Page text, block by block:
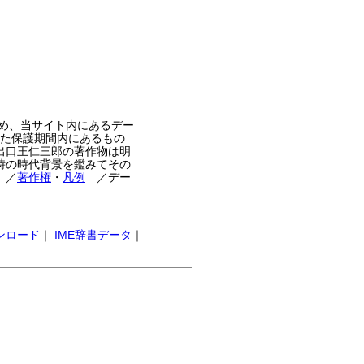
、当サイト内にあるデー
保護期間内にあるもの
王仁三郎の著作物は明
の時代背景を鑑みてその
／著作権 ・ 凡例
／デー
ロード ｜ IME辞書データ ｜